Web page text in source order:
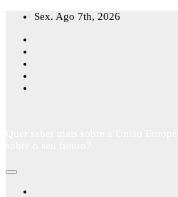
Skip
content
Sex. Ago 7th, 2026